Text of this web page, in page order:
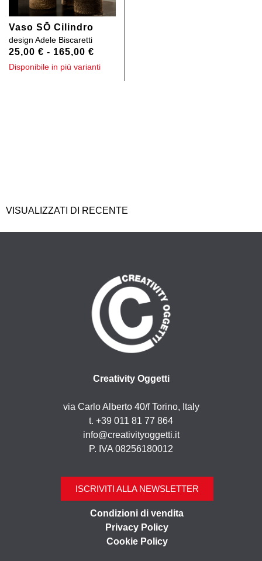
Vaso SŌ Cilindro
design Adele Biscaretti
25,00 € - 165,00 €
Disponibile in più varianti
VISUALIZZATI DI RECENTE
Creativity Oggetti
via Carlo Alberto 40/f Torino, Italy
t. +39 011 81 77 864
info@creativityoggetti.it
P. IVA 08256180012
ISCRIVITI ALLA NEWSLETTER
Condizioni di vendita
Privacy Policy
Cookie Policy